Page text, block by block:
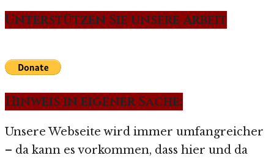
Unterstützen Sie unsere Arbeit
Hinweis in eigener Sache:
Unsere Webseite wird immer umfangreicher
– da kann es vorkommen, dass hier und da